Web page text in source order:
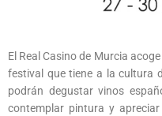
El Real Casino de Murcia
festival que tiene a la cultura
podrán degustar vinos
contemplar pintura y